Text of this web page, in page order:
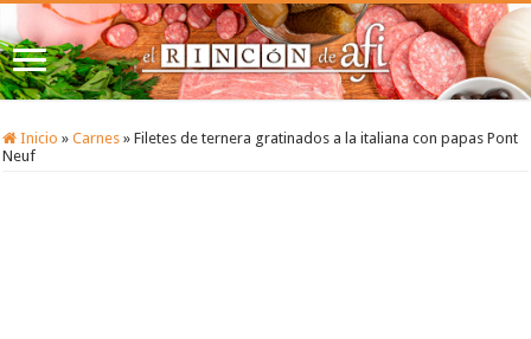
Inicio » Carnes » Filetes de ternera gratinados a la italiana con papas Pont
Neuf